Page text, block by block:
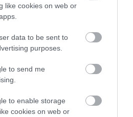
like cookies on web or
data to be sent to
purposes.
to send me
to enable storage
cookies on web or
BÖLCSESSÉG
nézi, szerelemtől